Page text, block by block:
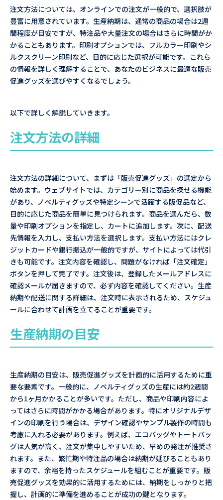
注文方法については、オンラインでの注文が一般的で、選択肢が
豊富に用意されています。生産納期は、通常の商品の場合は2週
間程度が目安ですが、特注品や大量注文の場合はさらに時間がか
かることもあります。印刷オプションでは、フルカラー印刷やシ
ルクスクリーン印刷など、目的に応じた選択が可能です。これら
の情報を詳しく理解することで、あなたのビジネスに最適な販売
促進グッズを選びやすくなるでしょう。
以下で詳しく解説していきます。
注文方法の詳細
注文方法の詳細について、まずは「販売促進グッズ」の選定から
始めます。ウェブサイトでは、カテゴリー別に商品を探せる機能
があり、ノベルティグッズや特定シーンで活躍する販促品など、
目的に応じた商品を簡単に見つけられます。商品を選んだら、数
量や印刷オプションを指定し、カートに追加します。次に、配送
先情報を入力し、支払い方法を選択します。支払い方法にはクレ
ジットカードや銀行振込が一般的ですが、サイトによっては代引
きも可能です。注文内容を確認し、問題がなければ「注文確定」
ボタンを押して完了です。注文後は、登録したメールアドレスに
確認メールが届きますので、必ず内容を確認してください。生産
納期や配送に関する詳細は、注文時に表示されるため、スケジュ
ールに合わせて計画を立てることが重要です。
生産納期の目安
生産納期の目安は、販売促進グッズを計画的に活用するために重
要な要素です。一般的に、ノベルティグッズの生産には約2週間
から1ヶ月かかることが多いです。ただし、商品や印刷内容によ
ってはさらに時間がかかる場合があります。特にオリジナルデザ
インの印刷を行う場合は、デザイン確認やサンプル製作の時間も
考慮に入れる必要があります。例えば、エコバッグやトートバッ
グは人気が高く、注文が集中しやすいため、早めの発注が推奨さ
れます。また、繁忙期や特注品の場合は納期が延びることもあり
ますので、余裕を持ったスケジュールを組むことが重要です。販
売促進グッズを効果的に活用するためには、納期をしっかりと把
握し、計画的に準備を進めることが成功の鍵となります。